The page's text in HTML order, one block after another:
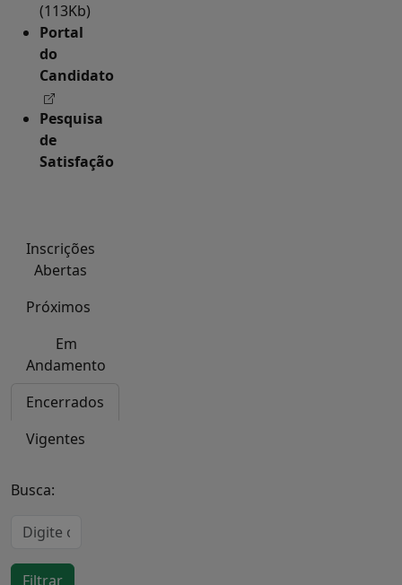
(113Kb)
Portal
do
Candidato
Pesquisa
de
Satisfação
Inscrições
Abertas
Próximos
Em
Andamento
Encerrados
Vigentes
Busca: